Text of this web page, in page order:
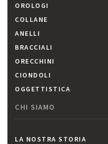
OROLOGI
COLLANE
ANELLI
BRACCIALI
ORECCHINI
CIONDOLI
OGGETTISTICA
CHI SIAMO
LA NOSTRA STORIA